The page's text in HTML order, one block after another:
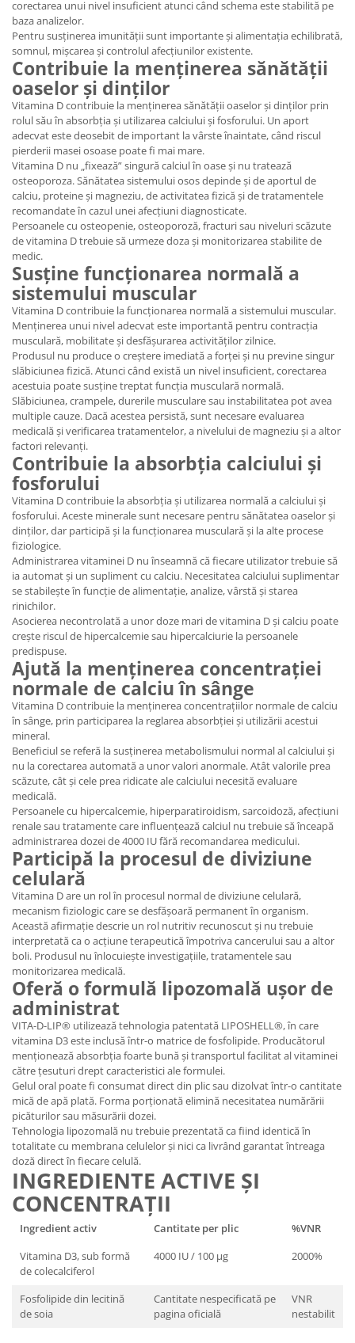
corectarea unui nivel insuficient atunci când schema este stabilită pe
baza analizelor.
Pentru susținerea imunității sunt importante și alimentația echilibrată,
somnul, mișcarea și controlul afecțiunilor existente.
Contribuie la menținerea sănătății
oaselor și dinților
Vitamina D contribuie la menținerea sănătății oaselor și dinților prin
rolul său în absorbția și utilizarea calciului și fosforului. Un aport
adecvat este deosebit de important la vârste înaintate, când riscul
pierderii masei osoase poate fi mai mare.
Vitamina D nu „fixează” singură calciul în oase și nu tratează
osteoporoza. Sănătatea sistemului osos depinde și de aportul de
calciu, proteine și magneziu, de activitatea fizică și de tratamentele
recomandate în cazul unei afecțiuni diagnosticate.
Persoanele cu osteopenie, osteoporoză, fracturi sau niveluri scăzute
de vitamina D trebuie să urmeze doza și monitorizarea stabilite de
medic.
Susține funcționarea normală a
sistemului muscular
Vitamina D contribuie la funcționarea normală a sistemului muscular.
Menținerea unui nivel adecvat este importantă pentru contracția
musculară, mobilitate și desfășurarea activităților zilnice.
Produsul nu produce o creștere imediată a forței și nu previne singur
slăbiciunea fizică. Atunci când există un nivel insuficient, corectarea
acestuia poate susține treptat funcția musculară normală.
Slăbiciunea, crampele, durerile musculare sau instabilitatea pot avea
multiple cauze. Dacă acestea persistă, sunt necesare evaluarea
medicală și verificarea tratamentelor, a nivelului de magneziu și a altor
factori relevanți.
Contribuie la absorbția calciului și
fosforului
Vitamina D contribuie la absorbția și utilizarea normală a calciului și
fosforului. Aceste minerale sunt necesare pentru sănătatea oaselor și
dinților, dar participă și la funcționarea musculară și la alte procese
fiziologice.
Administrarea vitaminei D nu înseamnă că fiecare utilizator trebuie să
ia automat și un supliment cu calciu. Necesitatea calciului suplimentar
se stabilește în funcție de alimentație, analize, vârstă și starea
rinichilor.
Asocierea necontrolată a unor doze mari de vitamina D și calciu poate
crește riscul de hipercalcemie sau hipercalciurie la persoanele
predispuse.
Ajută la menținerea concentrației
normale de calciu în sânge
Vitamina D contribuie la menținerea concentrațiilor normale de calciu
în sânge, prin participarea la reglarea absorbției și utilizării acestui
mineral.
Beneficiul se referă la susținerea metabolismului normal al calciului și
nu la corectarea automată a unor valori anormale. Atât valorile prea
scăzute, cât și cele prea ridicate ale calciului necesită evaluare
medicală.
Persoanele cu hipercalcemie, hiperparatiroidism, sarcoidoză, afecțiuni
renale sau tratamente care influențează calciul nu trebuie să înceapă
administrarea dozei de 4000 IU fără recomandarea medicului.
Participă la procesul de diviziune
celulară
Vitamina D are un rol în procesul normal de diviziune celulară,
mecanism fiziologic care se desfășoară permanent în organism.
Această afirmație descrie un rol nutritiv recunoscut și nu trebuie
interpretată ca o acțiune terapeutică împotriva cancerului sau a altor
boli. Produsul nu înlocuiește investigațiile, tratamentele sau
monitorizarea medicală.
Oferă o formulă lipozomală ușor de
administrat
VITA-D-LIP® utilizează tehnologia patentată LIPOSHELL®, în care
vitamina D3 este inclusă într-o matrice de fosfolipide. Producătorul
menționează absorbția foarte bună și transportul facilitat al vitaminei
către țesuturi drept caracteristici ale formulei.
Gelul oral poate fi consumat direct din plic sau dizolvat într-o cantitate
mică de apă plată. Forma porționată elimină necesitatea numărării
picăturilor sau măsurării dozei.
Tehnologia lipozomală nu trebuie prezentată ca fiind identică în
totalitate cu membrana celulelor și nici ca livrând garantat întreaga
doză direct în fiecare celulă.
INGREDIENTE ACTIVE ȘI
CONCENTRAȚII
Ingredient activ Cantitate per plic
%VNR
Vitamina D3, sub formă
de colecalciferol
4000 IU / 100 µg 2000%
Fosfolipide din lecitină
de soia
Cantitate nespecificată pe
pagina oficială
VNR
nestabilit